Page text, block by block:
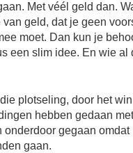
Met véél geld dan.
geld, dat je geen
moet. Dan kun je
een slim idee. En wie
plotseling, door het
hebben gedaan
gegaan
gaan.